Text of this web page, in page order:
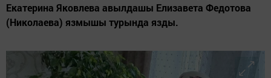
Екатерина Яковлева авылдашы Елизавета Федотова
(Николаева) язмышы турында язды.